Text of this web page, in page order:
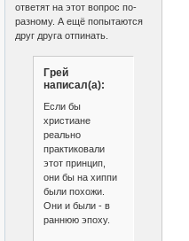
ответят на этот вопрос по-
разному. А ещё попытаются
друг друга отпинать.
Грей
написал(а):
Если бы
христиане
реально
практиковали
этот принцип,
они бы на хиппи
были похожи.
Они и были - в
раннюю эпоху.